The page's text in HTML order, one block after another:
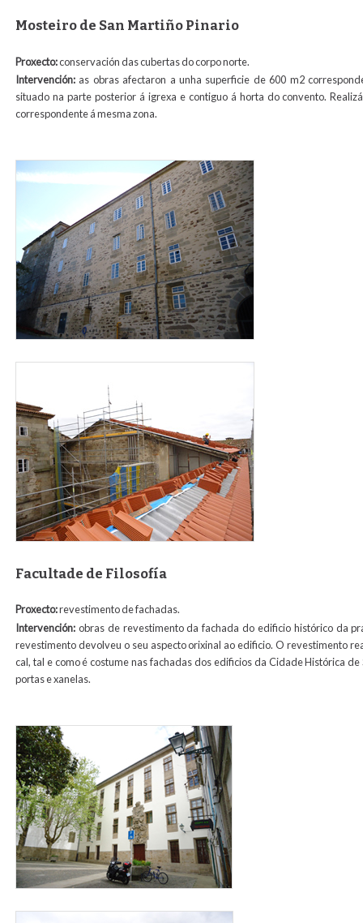
Mosteiro de San Martiño Pinario
Proxecto:conservación das cubertas do corpo norte.
Intervención: as obras afectaron a unha superficie de 600 m2
situado na parte posterior á igrexa e contiguo á horta do convento.
correspondente á mesma zona.
rejuntado_angulo_norte_san_martin.jpg
Facultade de Filosofía
Proxecto:revestimento de fachadas.
Intervención: obras de revestimento da fachada do edificio histórico da
revestimento devolveu o seu aspecto orixinal ao edificio. O revestimento
cal, tal e como é costume nas fachadas dos edificios da Cidade Histórica
portas e xanelas.
revestimiento_filosofia2.jpg